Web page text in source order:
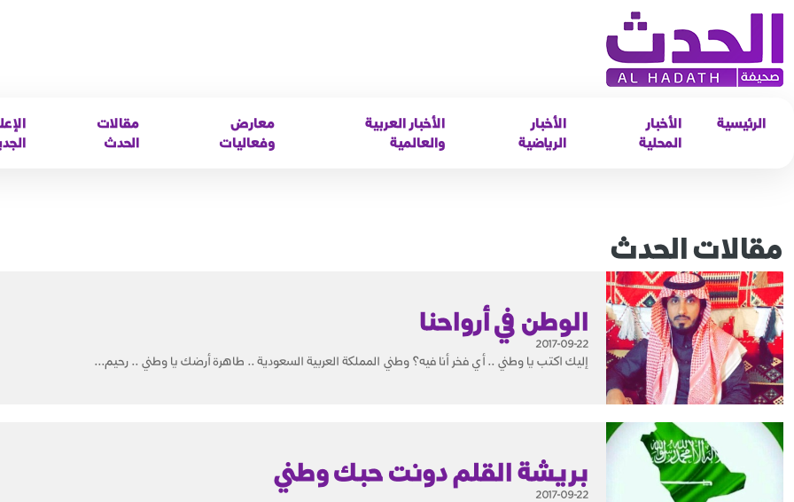
الرئيسية
الأخبار
المحلية
الأخبار
الرياضية
الأخبار العربية
والعالمية
معارض
وفعاليات
مقالات
الحدث
مقالات الحدث
الوطن في أرواحنا
2017-09-22
إليك اكتب يا وطني .. أي فخر أنا فيه؟ وطني المملكة العربية السعودية .. طاهرة أرضك يا وطني .. رحيم...
بريشة القلم دونت حبك وطني
2017-09-22